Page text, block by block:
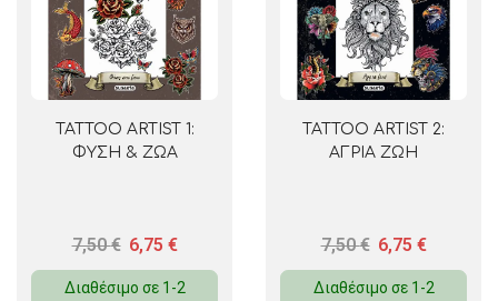
TATTOO ARTIST 1:
ΦΥΣΗ & ΖΩΑ
7,50€ 6,75 €
Διαθέσιμο σε 1-2
TATTOO ARTIST 2:
ΑΓΡΙΑ ΖΩΗ
7,50€ 6,75 €
Διαθέσιμο σε 1-2